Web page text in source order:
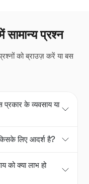
प्रश्न
को ब्राउज़ करें या बस
के व्यवसाय या
लिए आदर्श है?
को क्या लाभ हो